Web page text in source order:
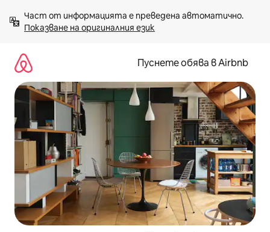
към
съдържанието
Показване на оригиналния език
Пуснете обява в Airbnb